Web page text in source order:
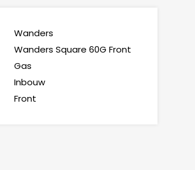
Wanders
Wanders Square 60G Front
Gas
Inbouw
Front